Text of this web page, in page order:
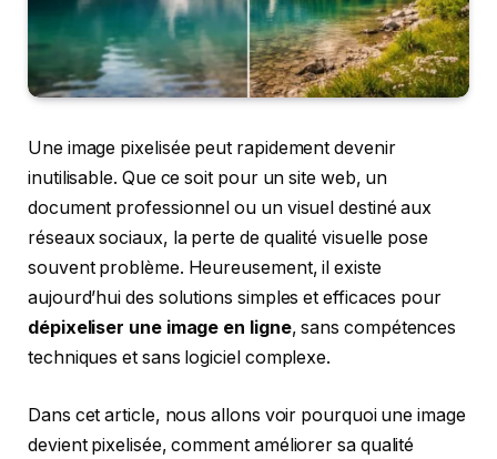
Une image pixelisée peut rapidement devenir
inutilisable. Que ce soit pour un site web, un
document professionnel ou un visuel destiné aux
réseaux sociaux, la perte de qualité visuelle pose
souvent problème. Heureusement, il existe
aujourd’hui des solutions simples et efficaces pour
dépixeliser une image en ligne, sans compétences
techniques et sans logiciel complexe.
Dans cet article, nous allons voir pourquoi une image
devient pixelisée, comment améliorer sa qualité